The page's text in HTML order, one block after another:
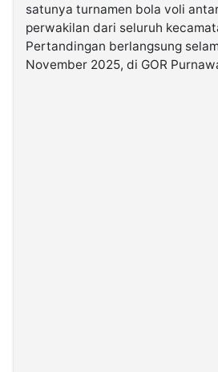
Kabarbaru
Media
Holding
satunya turnamen bola voli
perwakilan dari seluruh
Pertandingan berlangsung
November 2025, di GOR